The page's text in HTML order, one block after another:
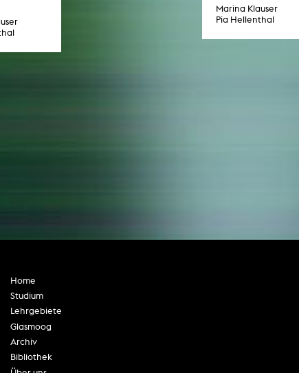
Marina Klauser
Pia Hellenthal
Home
Studium
Lehrgebiete
Glasmoog
Archiv
Bibliothek